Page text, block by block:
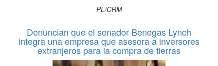
PL/CRM
Denuncian que el senador Benegas Lynch
integra una empresa que asesora a inversores
extranjeros para la compra de tierras